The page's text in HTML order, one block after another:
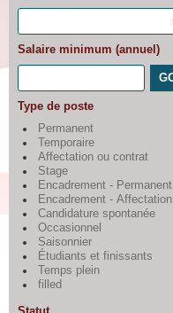
Salaire minimum (annuel)
Type de poste
Permanent
Temporaire
Affectation ou contrat
Stage
Encadrement - Permanent
Encadrement - Affectation
Candidature spontanée
Occasionnel
Saisonnier
Étudiants et finissants
Temps plein
filled